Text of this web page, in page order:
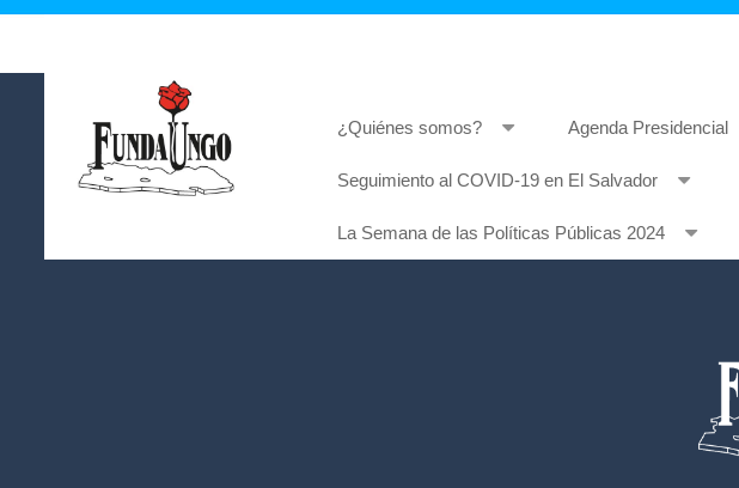
¿Quiénes somos? Agenda Presidencial
Seguimiento al COVID-19 en El Salvador
La Semana de las Políticas Públicas 2024